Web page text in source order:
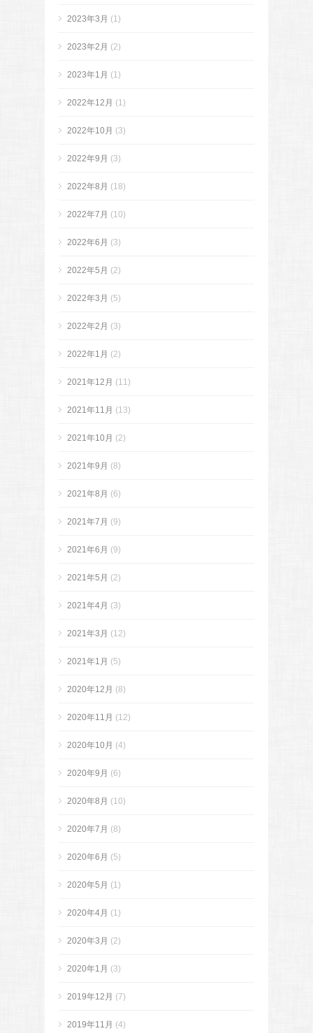
2023年3月 (1)
2023年2月 (2)
2023年1月 (1)
2022年12月 (1)
2022年10月 (3)
2022年9月 (3)
2022年8月 (18)
2022年7月 (10)
2022年6月 (3)
2022年5月 (2)
2022年3月 (5)
2022年2月 (3)
2022年1月 (2)
2021年12月 (11)
2021年11月 (13)
2021年10月 (2)
2021年9月 (8)
2021年8月 (6)
2021年7月 (9)
2021年6月 (9)
2021年5月 (2)
2021年4月 (3)
2021年3月 (12)
2021年1月 (5)
2020年12月 (8)
2020年11月 (12)
2020年10月 (4)
2020年9月 (6)
2020年8月 (10)
2020年7月 (8)
2020年6月 (5)
2020年5月 (1)
2020年4月 (1)
2020年3月 (2)
2020年1月 (3)
2019年12月 (7)
2019年11月 (4)